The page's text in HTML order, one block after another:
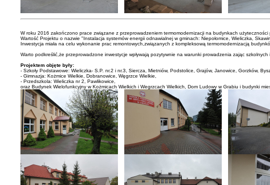
W roku 2016 zakończono prace związane z przeprowadzeniem termomodernizacji na budynkach
Wartość Projektu o nazwie "Instalacja systemów energii odnawialnej w gminach: Niepołomice, Wieliczka,
Inwestycja miała na celu wykonanie prac remontowych,związanych z kompleksową termomodernizacją
Warto podkreślić,że przeprowadzone inwestycje wpływają pozytywnie na warunki prowadzenia zając
Projektem objęte były:
- Szkoły Podstawowe: Wieliczka- S.P. nr.2 i nr.3, Siercza, Mietniów, Podstolice, Grajów, Janowice, Gorzków,
- Gimnazja: Kożmice Wielkie, Dobranowice, Węgrzce Wielkie,
- Przedszkola: Wieliczka nr 2, Pawlikowice,
oraz Budynek Wielofunkcyjny w Kożmicach Wielkich i Wegrzcach Wielkich, Dom Ludowy w Grabiu i budynki